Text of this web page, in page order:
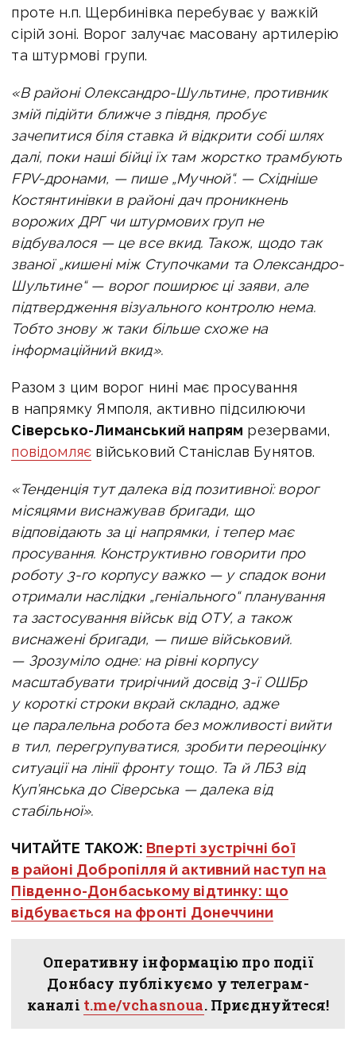
проте н.п. Щербинівка перебуває у важкій
сірій зоні. Ворог залучає масовану артилерію
та штурмові групи.
«В районі Олександро-Шультине, противник
змій підійти ближче з півдня, пробує
зачепитися біля ставка й відкрити собі шлях
далі, поки наші бійці їх там жорстко трамбують
FPV-дронами, — пише „Мучной“. — Східніше
Костянтинівки в районі дач проникнень
ворожих ДРГ чи штурмових груп не
відбувалося — це все вкид. Також, щодо так
званої „кишені між Ступочками та Олександро-
Шультине“ — ворог поширює ці заяви, але
підтвердження візуального контролю нема.
Тобто знову ж таки більше схоже на
інформаційний вкид».
Разом з цим ворог нині має просування
в напрямку Ямполя, активно підсилюючи
Сіверсько-Лиманський напрям резервами,
повідомляє військовий Станіслав Бунятов.
«Тенденція тут далека від позитивної: ворог
місяцями виснажував бригади, що
відповідають за ці напрямки, і тепер має
просування. Конструктивно говорити про
роботу 3-го корпусу важко — у спадок вони
отримали наслідки „геніального“ планування
та застосування військ від ОТУ, а також
виснажені бригади, — пише військовий.
— Зрозуміло одне: на рівні корпусу
масштабувати трирічний досвід 3-ї ОШБр
у короткі строки вкрай складно, адже
це паралельна робота без можливості вийти
в тил, перегрупуватися, зробити переоцінку
ситуації на лінії фронту тощо. Та й ЛБЗ від
Куп’янська до Сіверська — далека від
стабільної».
ЧИТАЙТЕ ТАКОЖ: Вперті зустрічні бої
в районі Добропілля й активний наступ на
Південно-Донбаському відтинку: що
відбувається на фронті Донеччини
Оперативну інформацію про події
Донбасу публікуємо у телеграм-
каналі t.me/vchasnoua. Приєднуйтеся!